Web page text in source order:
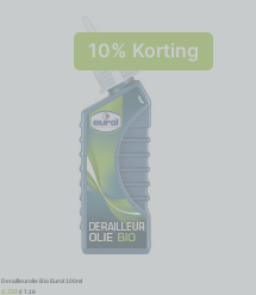
10% Korting
Derailleurolie Bio Eurol 100ml
7,95 €7,16